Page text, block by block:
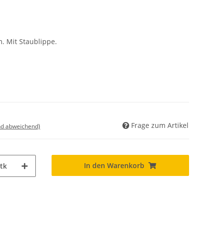
Mit Staublippe.
abweichend) Frage zum Artikel
In den Warenkorb